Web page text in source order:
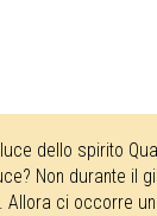
dello spirito
Non durante il
Allora ci occorre